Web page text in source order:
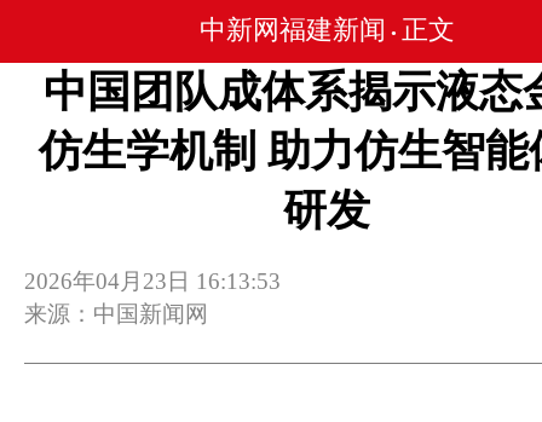
中新网福建新闻 • 正文
中国团队成体系揭示液态
仿生学机制 助力仿生智能
研发
2026年04月23日 16:13:53
来源：中国新闻网